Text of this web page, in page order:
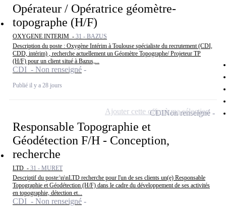
Opérateur / Opératrice géomètre-
topographe (H/F)
OXYGENE INTERIM - 31 - BAZUS
Description du poste : Oxygène Intérim à Toulouse spécialiste du recrutement (CDI,
CDD, intérim) , recherche actuellement un Géomètre Topographe/ Projeteur TP
(H/F) pour un client situé à Bazus,...
CDI - Non renseigné
Publié il y a 28 jours
Responsable Topographie et
Géodétection F/H - Conception,
recherche
LTD - 31 - MURET
Descriptif du poste:\n\nLTD recherche pour l'un de ses clients un(e) Responsable
Topographie et Géodétection (H/F) dans le cadre du développement de ses activités
en topographie, détection et...
CDI - Non renseigné
CDINon renseigné
Ajouter cette offre à ma sélection